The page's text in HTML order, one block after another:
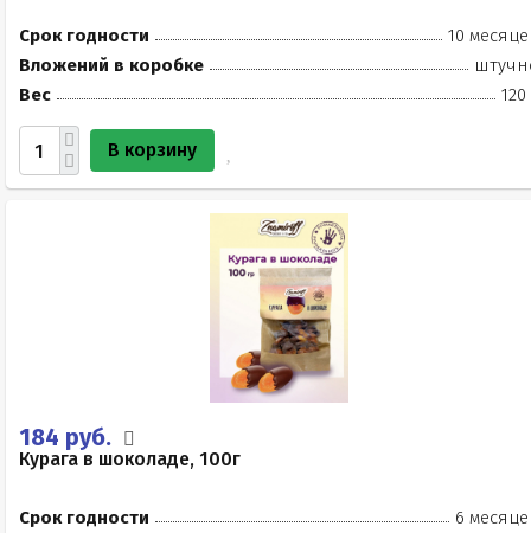
Срок годности
10
Вложений в коробке
Вес
120
В корзину
184 руб.
Курага в шоколаде, 100г
Срок годности
6